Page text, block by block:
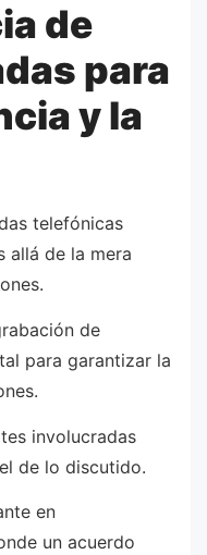
de
para
y la
telefónicas
allá de la mera
de
para garantizar la
involucradas
de lo discutido.
en
un acuerdo